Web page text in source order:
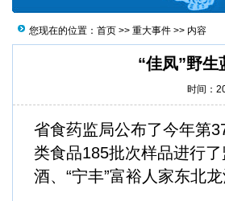
您现在的位置： 首页 >> 重大事件 >> 内容
“佳凤”野生
时间：
省食药监局公布了今年第
类食品185批次样品进行
酒、“宁丰”富裕人家东北